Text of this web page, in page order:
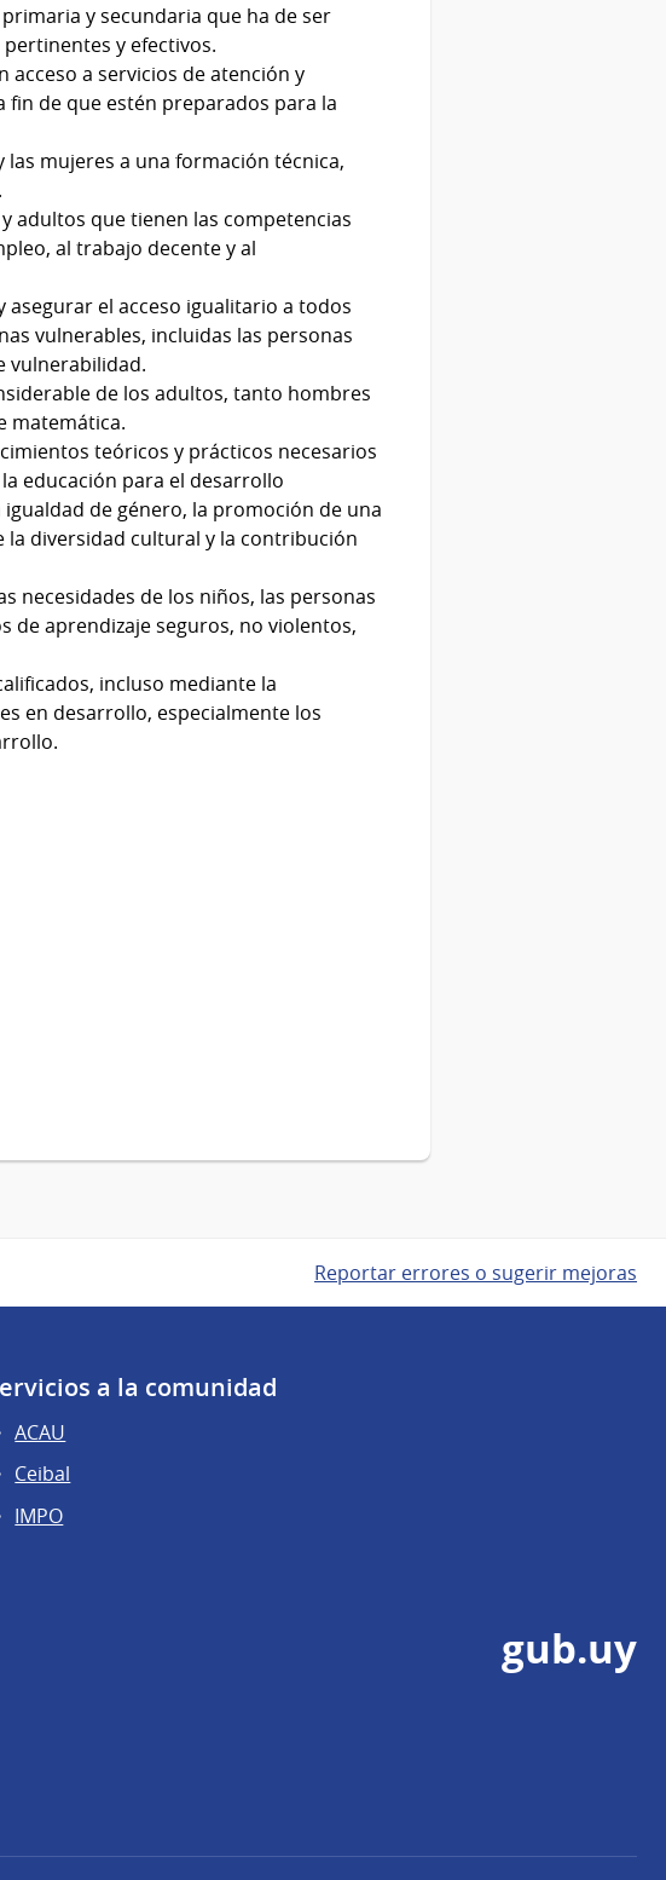
y secundaria que ha de ser
y efectivos.
acceso a servicios de atención y
de que estén preparados para la
mujeres a una formación técnica,
adultos que tienen las competencias
al trabajo decente y al
asegurar el acceso igualitario a todos
vulnerables, incluidas las personas
vulnerabilidad.
de los adultos, tanto hombres
matemática.
teóricos y prácticos necesarios
educación para el desarrollo
de género, la promoción de una
la diversidad cultural y la contribución
necesidades de los niños, las personas
de aprendizaje seguros, no violentos,
incluso mediante la
en desarrollo, especialmente los
Reportar errores o sugerir mejoras
a la comunidad
ACAU
Ceibal
IMPO
gub.uy